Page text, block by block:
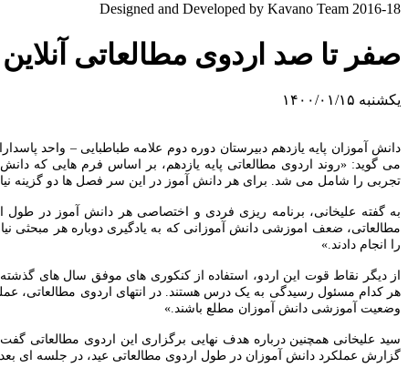
Designed and Developed by Kavano Team 2016-18
صفر تا صد اردوی مطالعاتی
یکشنبه ۱۴۰۰/۰۱/۱۵
می گوید: «روند اردوی مطالعاتی پایه یازدهم، بر اساس فرم هایی که
تجربی را شامل می شد. برای هر دانش آموز در این سر فصل ها دو گزینه
به گفته علیخانی، برنامه ریزی فردی و اختصاصی هر دانش آموز در
مطالعاتی، ضعف اموزشی دانش آموزانی که به یادگیری دوباره هر مبحثی
را انجام دادند.»
از دیگر نقاط قوت این اردو، استفاده از کنکوری های موفق سال های
هر کدام مسئول رسیدگی به یک درس هستند. در انتهای اردوی مطالعاتی،
وضعیت آموزشی دانش آموزان مطلع باشند.»
سید علیخانی همچنین درباره هدف نهایی برگزاری این اردوی مطالعاتی
گزارش عملکرد دانش آموزان در طول اردوی مطالعاتی عید، در جلسه ای بعد